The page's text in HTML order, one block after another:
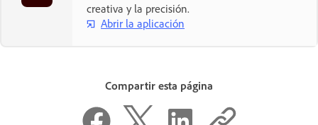
creativa y la precisión.
Abrir la aplicación
Compartir esta página